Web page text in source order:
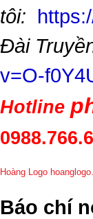
tôi:
Đài
v=O-
Hotline
Hoàng Logo
​Báo chí